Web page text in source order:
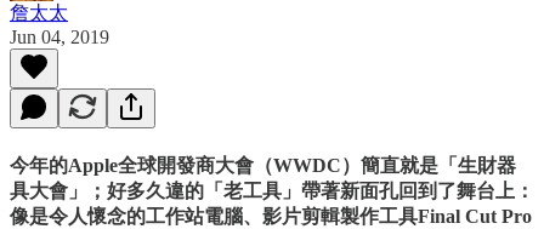
詹太太
Jun 04, 2019
今年的Apple全球開發商大會（WWDC）簡直就是「生財器
具大會」；好多久違的「老工具」帶著新面孔回到了舞台上：
像是令人懷念的工作站電腦、影片剪輯製作工具Final Cut Pro